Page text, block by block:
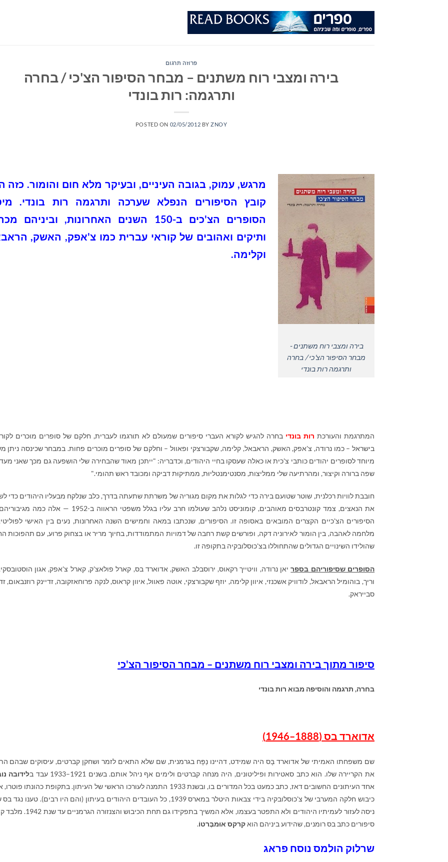
פרוזה תרגום
בירה ומצבי רוח משתנים – מבחר הסיפור הצ'כי / בחרה
ותרגמה: רות בונדי
POSTED ON 02/05/2012 BYZNOY
בירה ומצבי רוח משתנים -
מבחר הסיפור הצ'כי / בחרה
ותרגמה רות בונדי
מרגש, עמוק, בגובה העיניים, ובעיקר מלא חום והומור. כזה
קובץ הסיפורים הנפלא שערכה ותרגמה רות בונדי.
הסופרים הצ'כים ב-150 השנים האחרונות, וביניהם
ותיקים ואהובים של קוראי עברית כמו צ'אפק, האשק,
וקלימה.
המתרגמת והעורכת רות בונדי בחרה להגיש לקורא העברי סיפורים שמעולם לא תורגמו לעברית, חלקם של סופרים מוכרים
בישראל – כמו נרודה, צ'אפק, האשק, הראבאל, קלימה, שקבורצקי ופאוול – וחלקם של סופרים מוכרים פחות. במבחר שכינסה ניתן
מיוחד לסופרים יהודים כותבי צ'כית או כאלה שעסקו בחיי היהודים, וכדבריה: "ייתכן מאוד שהבחירה שלי הושפעה גם מכך שאני
שפה ברורה וקיצור, ומהרתיעה שלי ממליצות, מסנטימנטליוּת, ממתיקוּת דביקה ומכובד ראש תהומי."
חובבת לוויות רכלנית, שוטר שטועם בירה כדי לגלות את מקום מגוריה של משרתת שתעתה בדרך, כלב שנלקח מבעליו היהודים כדי
את הנאצים, צמד קונטרבסים מאוהבים, קומוניסט נלהב שעולמו חרב עליו בגלל משפטי הראווה ב-1952 —
הסיפורים הצ'כיים הקצרים המובאים באסופה זו. הסיפורים, שנכתבו במאה וחמישים השנה האחרונות, נעים בין האישי
מלחמה לאהבה, בין הומור לאירוניה דקה, ופורשים קשת רחבה של דמויות המתמודדות, בחיוך מריר או בצחוק פרוע, עם תהפוכות
שהולידו השינויים הגדולים שהתחוללו בצ'כוסלובקיה בתקופה זו.
הסופרים שסיפוריהם בספר יאן נרודה, וויטייך רקאוס, ירוסבלב האשק, אדוארד בס, קארל פולאצ'ק, קארל צ'אפק, אגון
וריך, בוהומיל הראבאל, לודוויק אשכנזי, איוון קלימה, יוזף שקבורצקי, אוטה פאוול, איוון קראוס, לנקה פרוחאזקובה, זדיינק רוזנבאום,
סבייראק.
סיפור מתוך בירה ומצבי רוח משתנים – מבחר הסיפור הצ'כי
בחרה, תרגמה והוסיפה מבוא רות בונדי
אדוארד בס (1888–1946)
שם משפחתו האמיתי של אדוארד בָּס היה שמידט, דהיינו נַפָּח בגרמנית, שם שלא התאים לזמר ושחקן קברטים, עיסוקים שבהם
את הקריירה שלו. הוא כתב סאטירות ופיליטונים, היה מנחה קברטים ולימים אף ניהל אותם. בשנים 1921–1933 עבד ב
לידובה
אחד העיתונים החשובים דאז, כתב כמעט בכל המדורים בו, ובשנת 1933 התמנה לעורכו הראשי של העיתון. בתקופת כהונתו
כיבוש חלקה המערבי של צ'כוסלובקיה בידי צבאות היטלר במארס 1939, כל העובדים היהודים בעיתון (והם היו רבים). טענו
ניסה לעזור לעמיתיו היהודים ולא התפטר בעצמו, אלא המשיך בתפקידו גם תחת הכיבוש
סיפורים כתב בס רומנים, שהידוע ביניהם הואקרקס אוּמבֶּרטוֹ.
שרלוק הולמס נוסח פראג